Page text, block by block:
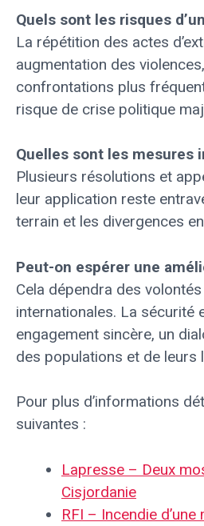
Quels sont les risques
La répétition des actes
augmentation des
confrontations plus
risque de crise politique
Quelles sont les mesures
Plusieurs résolutions et
leur application reste
terrain et les divergences
Peut-on espérer une
Cela dépendra des
internationales. La sécurité
engagement sincère, un
des populations et de leurs
Pour plus d’informations
suivantes :
Lapresse – Deux
Cisjordanie
RFI – Incendie